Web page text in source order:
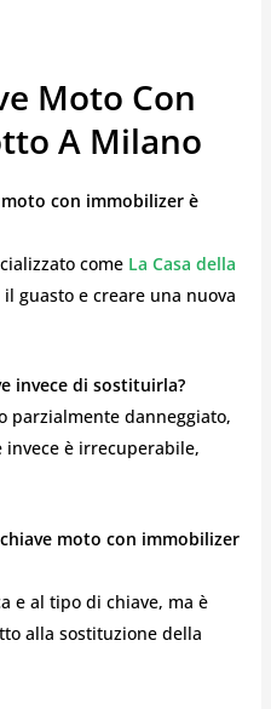
Moto Con
A Milano
moto con immobilizer è
come La Casa della
guasto e creare una nuova
invece di sostituirla?
parzialmente danneggiato,
invece è irrecuperabile,
moto con immobilizer
e al tipo di chiave, ma è
alla sostituzione della